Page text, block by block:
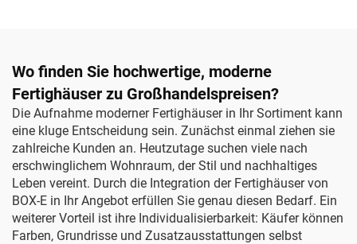
Wo finden Sie hochwertige, moderne
Fertighäuser zu Großhandelspreisen?
Die Aufnahme moderner Fertighäuser in Ihr Sortiment kann
eine kluge Entscheidung sein. Zunächst einmal ziehen sie
zahlreiche Kunden an. Heutzutage suchen viele nach
erschwinglichem Wohnraum, der Stil und nachhaltiges
Leben vereint. Durch die Integration der Fertighäuser von
BOX-E in Ihr Angebot erfüllen Sie genau diesen Bedarf. Ein
weiterer Vorteil ist ihre Individualisierbarkeit: Käufer können
Farben, Grundrisse und Zusatzausstattungen selbst